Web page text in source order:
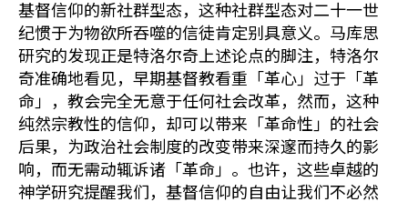
基督信仰的新社群型态，这种社群型态对二十一世
纪惯于为物欲所吞噬的信徒肯定别具意义。马库思
研究的发现正是特洛尔奇上述论点的脚注，特洛尔
奇准确地看见，早期基督教看重「革心」过于「革
命」，教会完全无意于任何社会改革，然而，这种
纯然宗教性的信仰，却可以带来「革命性」的社会
后果，为政治社会制度的改变带来深邃而持久的影
响，而无需动辄诉诸「革命」。也许，这些卓越的
神学研究提醒我们，基督信仰的自由让我们不必然